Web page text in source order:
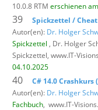
10.0.8 RTM erschienen
39
Spickzettel / Cheat
Autor(en): Dr. Holger
Spickzettel , Dr. Holger
Spickzettel, www.IT-
04.10.2025
40
C# 14.0 Crashkurs
Autor(en): Dr. Holger
Fachbuch, www.IT-